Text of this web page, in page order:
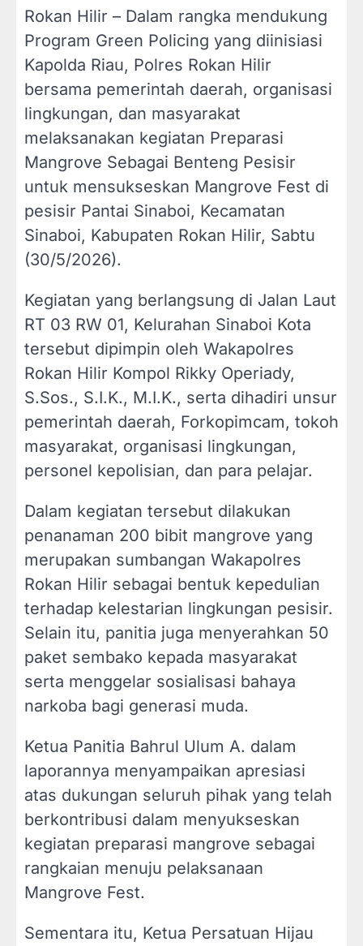
Rokan Hilir – Dalam rangka mendukung
Program Green Policing yang diinisiasi
Kapolda Riau, Polres Rokan Hilir
bersama pemerintah daerah, organisasi
lingkungan, dan masyarakat
melaksanakan kegiatan Preparasi
Mangrove Sebagai Benteng Pesisir
untuk mensukseskan Mangrove Fest di
pesisir Pantai Sinaboi, Kecamatan
Sinaboi, Kabupaten Rokan Hilir, Sabtu
(30/5/2026).
Kegiatan yang berlangsung di Jalan Laut
RT 03 RW 01, Kelurahan Sinaboi Kota
tersebut dipimpin oleh Wakapolres
Rokan Hilir Kompol Rikky Operiady,
S.Sos., S.I.K., M.I.K., serta dihadiri unsur
pemerintah daerah, Forkopimcam, tokoh
masyarakat, organisasi lingkungan,
personel kepolisian, dan para pelajar.
Dalam kegiatan tersebut dilakukan
penanaman 200 bibit mangrove yang
merupakan sumbangan Wakapolres
Rokan Hilir sebagai bentuk kepedulian
terhadap kelestarian lingkungan pesisir.
Selain itu, panitia juga menyerahkan 50
paket sembako kepada masyarakat
serta menggelar sosialisasi bahaya
narkoba bagi generasi muda.
Ketua Panitia Bahrul Ulum A. dalam
laporannya menyampaikan apresiasi
atas dukungan seluruh pihak yang telah
berkontribusi dalam menyukseskan
kegiatan preparasi mangrove sebagai
rangkaian menuju pelaksanaan
Mangrove Fest.
Sementara itu, Ketua Persatuan Hijau